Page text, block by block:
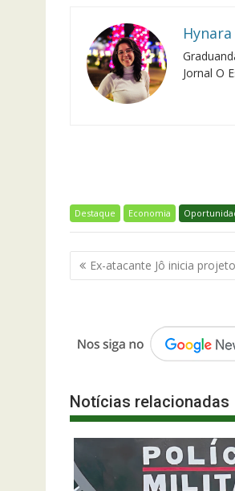
Jornal O
Destaque Economia
Navegação
de
Ex-atacante Jô inicia
Notícias relacionadas